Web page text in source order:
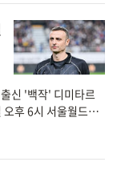
신 '백작' 디미타르
후 6시 서울월드컵